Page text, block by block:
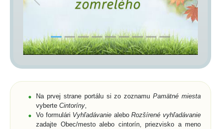
Previous Next
Na prvej strane portálu si zo zoznamuPamätné miesta
vyberte Cintoríny
Vo formulári Vyhľadávanie aleboRozšírené vyhľadávanie
zadajte Obec/mesto alebo cintorín, priezvisko a meno